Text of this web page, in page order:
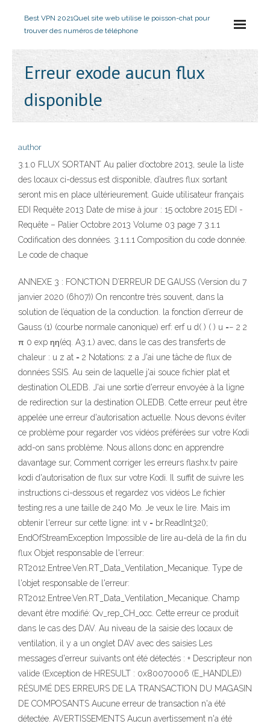
Best VPN 2021Quel site web utilise le poisson-chat pour
trouver des numéros de téléphone
Erreur exode aucun flux
disponible
author
3.1.0 FLUX SORTANT Au palier d’octobre 2013, seule la liste
des locaux ci-dessus est disponible, d’autres flux sortant
seront mis en place ultérieurement. Guide utilisateur français
EDI Requête 2013 Date de mise à jour : 15 octobre 2015 EDI -
Requête – Palier Octobre 2013 Volume 03 page 7 3.1.1
Codification des données. 3.1.1.1 Composition du code donnée.
Le code de chaque
ANNEXE 3 : FONCTION D’ERREUR DE GAUSS (Version du 7
janvier 2020 (6h07)) On rencontre très souvent, dans la
solution de l’équation de la conduction. la fonction d’erreur de
Gauss (1) (courbe normale canonique) erf: erf u d( ) ( ) u =− 2 2
π 0 exp ηη(éq. A3.1.) avec, dans le cas des transferts de
chaleur : u z at = 2 Notations: z a J'ai une tâche de flux de
données SSIS. Au sein de laquelle j'ai souce fichier plat et
destination OLEDB. J'ai une sortie d'erreur envoyée à la ligne
de redirection sur la destination OLEDB. Cette erreur peut être
appelée une erreur d'autorisation actuelle. Nous devons éviter
ce problème pour regarder vos vidéos préférées sur votre Kodi
add-on sans problème. Nous allons donc en apprendre
davantage sur, Comment corriger les erreurs flashx.tv paire
kodi d'autorisation de flux sur votre Kodi. Il suffit de suivre les
instructions ci-dessous et regardez vos vidéos Le fichier
testing.res a une taille de 240 Mo. Je veux le lire. Mais im
obtenir l'erreur sur cette ligne: int v = br.ReadInt32();
EndOfStreamException Impossible de lire au-delà de la fin du
flux Objet responsable de l'erreur:
RT2012.Entree.Ven.RT_Data_Ventilation_Mecanique. Type de
l'objet responsable de l'erreur:
RT2012.Entree.Ven.RT_Data_Ventilation_Mecanique. Champ
devant être modifié: Qv_rep_CH_occ. Cette erreur ce produit
dans le cas des DAV. Au niveau de la saisie des locaux de
ventilation, il y a un onglet DAV avec des saisies Les
messages d'erreur suivants ont été détectés : + Descripteur non
valide (Exception de HRESULT : 0x80070006 (E_HANDLE))
RÉSUMÉ DES ERREURS DE LA TRANSACTION DU MAGASIN
DE COMPOSANTS Aucune erreur de transaction n'a été
détectée. AVERTISSEMENTS Aucun avertissement n'a été